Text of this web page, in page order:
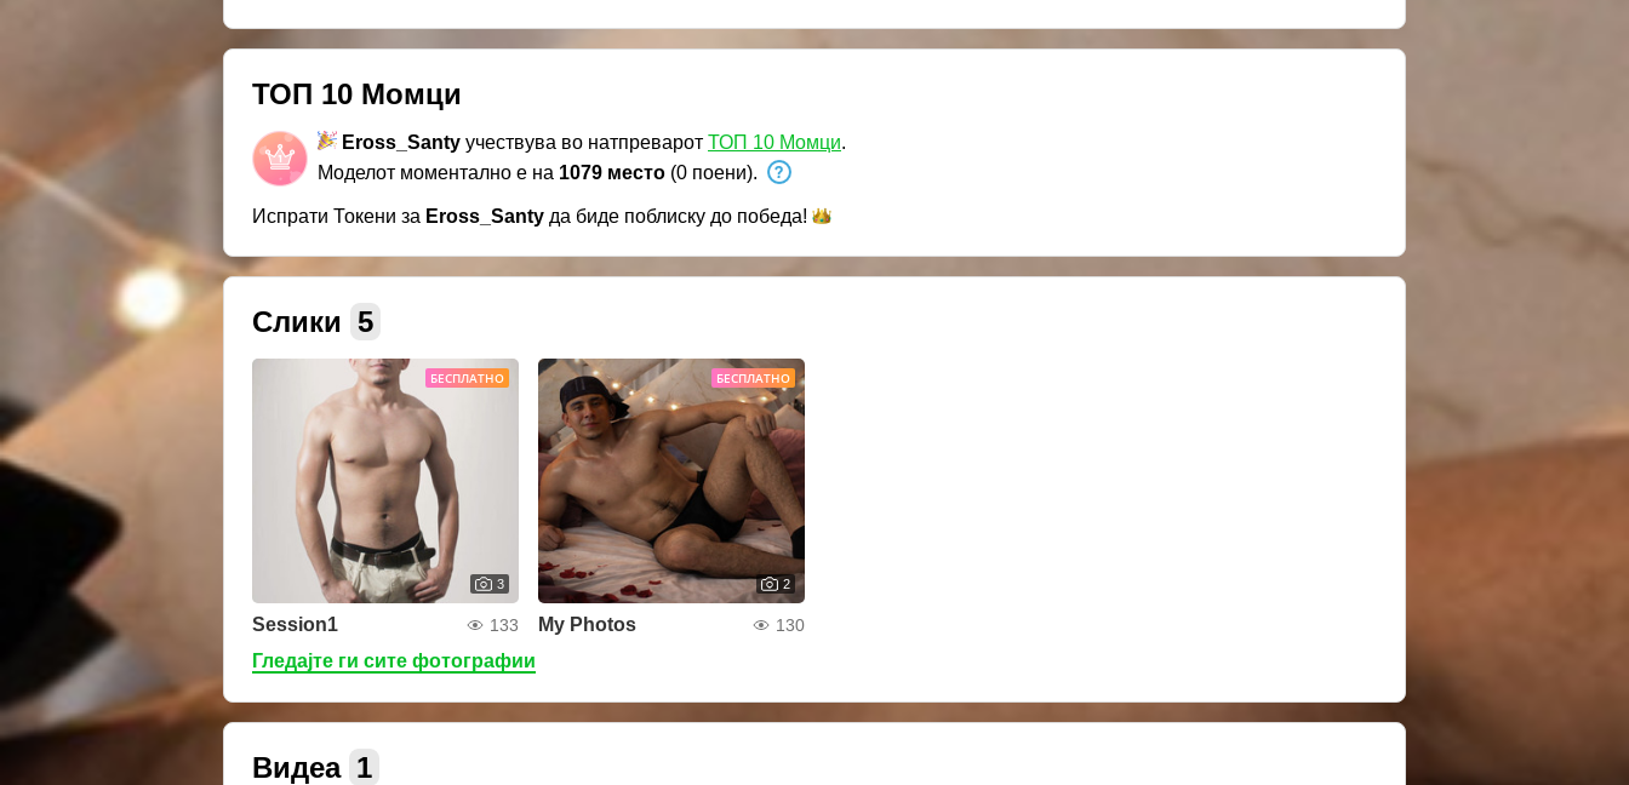
ТОП 10 Момци
Eross_Santy учествува во натпреварот ТОП 10 Момци.
Моделот моментално е на 1079 место (0 поени).
Испрати Токени за Eross_Santy да биде поблиску до победа!
Слики 5
БЕСПЛАТНО
3
Session1 133
БЕСПЛАТНО
2
My Photos 130
Гледајте ги сите фотографии
Видеа 1